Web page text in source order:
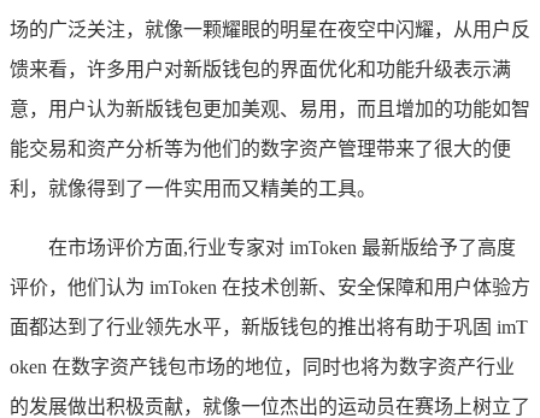
场的广泛关注，就像一颗耀眼的明星在夜空中闪耀，从用户反
馈来看，许多用户对新版钱包的界面优化和功能升级表示满
意，用户认为新版钱包更加美观、易用，而且增加的功能如智
能交易和资产分析等为他们的数字资产管理带来了很大的便
利，就像得到了一件实用而又精美的工具。
在市场评价方面,行业专家对 imToken 最新版给予了高度
评价，他们认为 imToken 在技术创新、安全保障和用户体验方
面都达到了行业领先水平，新版钱包的推出将有助于巩固 imT
oken 在数字资产钱包市场的地位，同时也将为数字资产行业
的发展做出积极贡献，就像一位杰出的运动员在赛场上树立了